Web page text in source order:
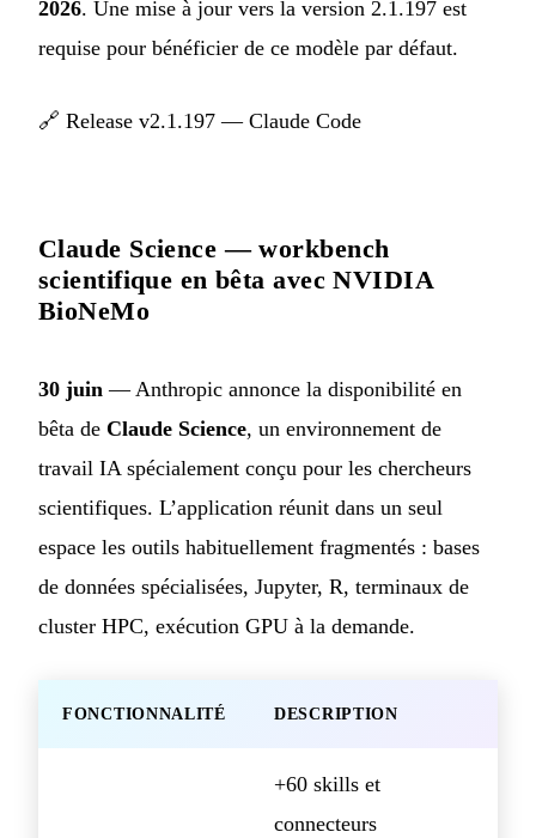
2026. Une mise à jour vers la version 2.1.197 est
requise pour bénéficier de ce modèle par défaut.
🔗 Release v2.1.197 — Claude Code
Claude Science — workbench
scientifique en bêta avec NVIDIA
BioNeMo
30 juin — Anthropic annonce la disponibilité en
bêta de Claude Science, un environnement de
travail IA spécialement conçu pour les chercheurs
scientifiques. L’application réunit dans un seul
espace les outils habituellement fragmentés : bases
de données spécialisées, Jupyter, R, terminaux de
cluster HPC, exécution GPU à la demande.
FONCTIONNALITÉ DESCRIPTION
+60 skills et
connecteurs